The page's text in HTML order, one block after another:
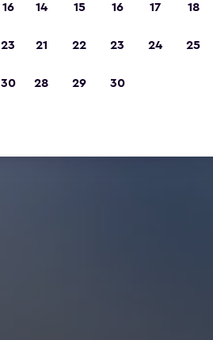
16
23
30
14 15 16 17 18
21 22 23 24 25
28 29 30